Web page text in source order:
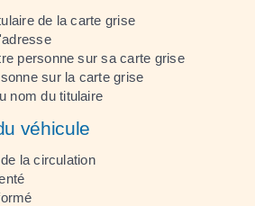
de la carte grise
personne sur sa carte grise
sur la carte grise
nom du titulaire
véhicule
la circulation